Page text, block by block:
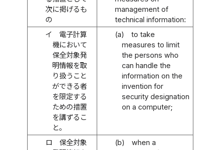
次に掲げるも
の
management of
technical information:
イ
電子計算
機において
保全対象発
明情報を取
り扱うこと
ができる者
を限定する
ための措置
を講ずるこ
と。
(a)
to take
measures to limit
the persons who
can handle the
information on the
invention for
security designation
on a computer;
ロ
保全対象
(b)
when a